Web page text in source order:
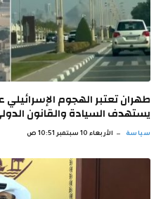
طهران تعتبر الهجوم
يستهدف السيادة والقانون
سياسة الأربعاء 10 سبتمبر 10:51 ص